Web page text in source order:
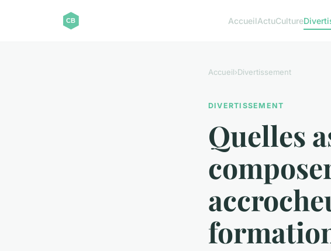
AccueilActuCulture
Accueil›Divertissement
DIVERTISSEMENT
Quelles